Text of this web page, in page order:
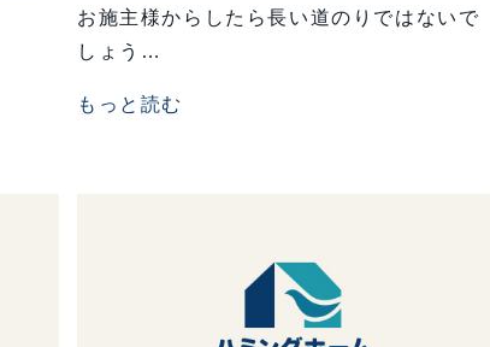
お施主様からしたら長い道のりではないで
しょう…
もっと読む